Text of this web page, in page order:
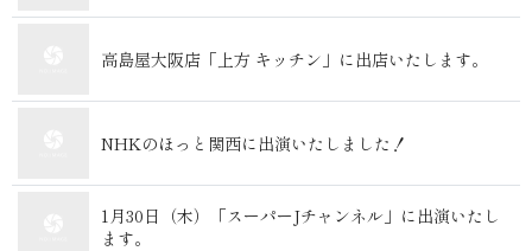
高島屋大阪店「上方 キッチン」に出店いたします。
NHKのほっと関西に出演いたしました！
1月30日（木）「スーパーJチャンネル」に出演いたし
ます。